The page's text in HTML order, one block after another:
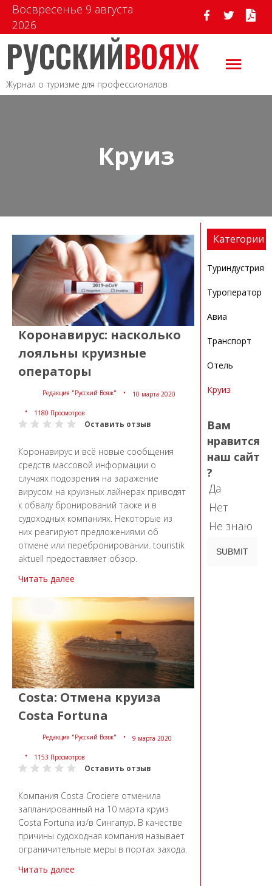
Восвресенье 9 августа
2026
РУССКИЙВОЯЖ
Журнал о туризме для профессионалов
Круиз
Коронавирус: насколько
лояльны круизные
операторы
Редакция "Русский Вояж" 10 марта 2020
1180 Просмотров
Оставить отзыв
Коронавирус и всё новые сообщения
средств массовой информации о
случаях подозрения на заражение
вирусом на круизных лайнерах приводят
к обвалу бронирований также и в
судоходных компаниях. Некоторые из
них реагируют предложениями об
отмене или перебронировании. touristik
aktuell предоставляет обзор.
Читать далее
Costa: Отмена круиза
Costa Fortuna
Редакция "Русский Вояж" 9 марта 2020
1153 Просмотров
Оставить отзыв
Компания Costa Crociere отменила
запланированный на 10 марта круиз
Costa Fortuna из/в Сингапур. В качестве
причины судоходная компания называет
ограничительные меры в портах захода.
Читать далее
Категории
Туриндустрия
Туроператор
Авиа
Транспорт
Отель
Круиз
Вам
нравится
наш сайт
?
Да
Нет
Не знаю